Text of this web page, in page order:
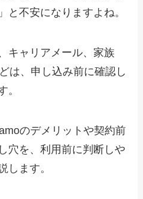
と不安になりますよね。
キャリアメール、家族
は、申し込み前に確認し
。
のデメリットや契約前
穴を、利用前に判断しや
します。